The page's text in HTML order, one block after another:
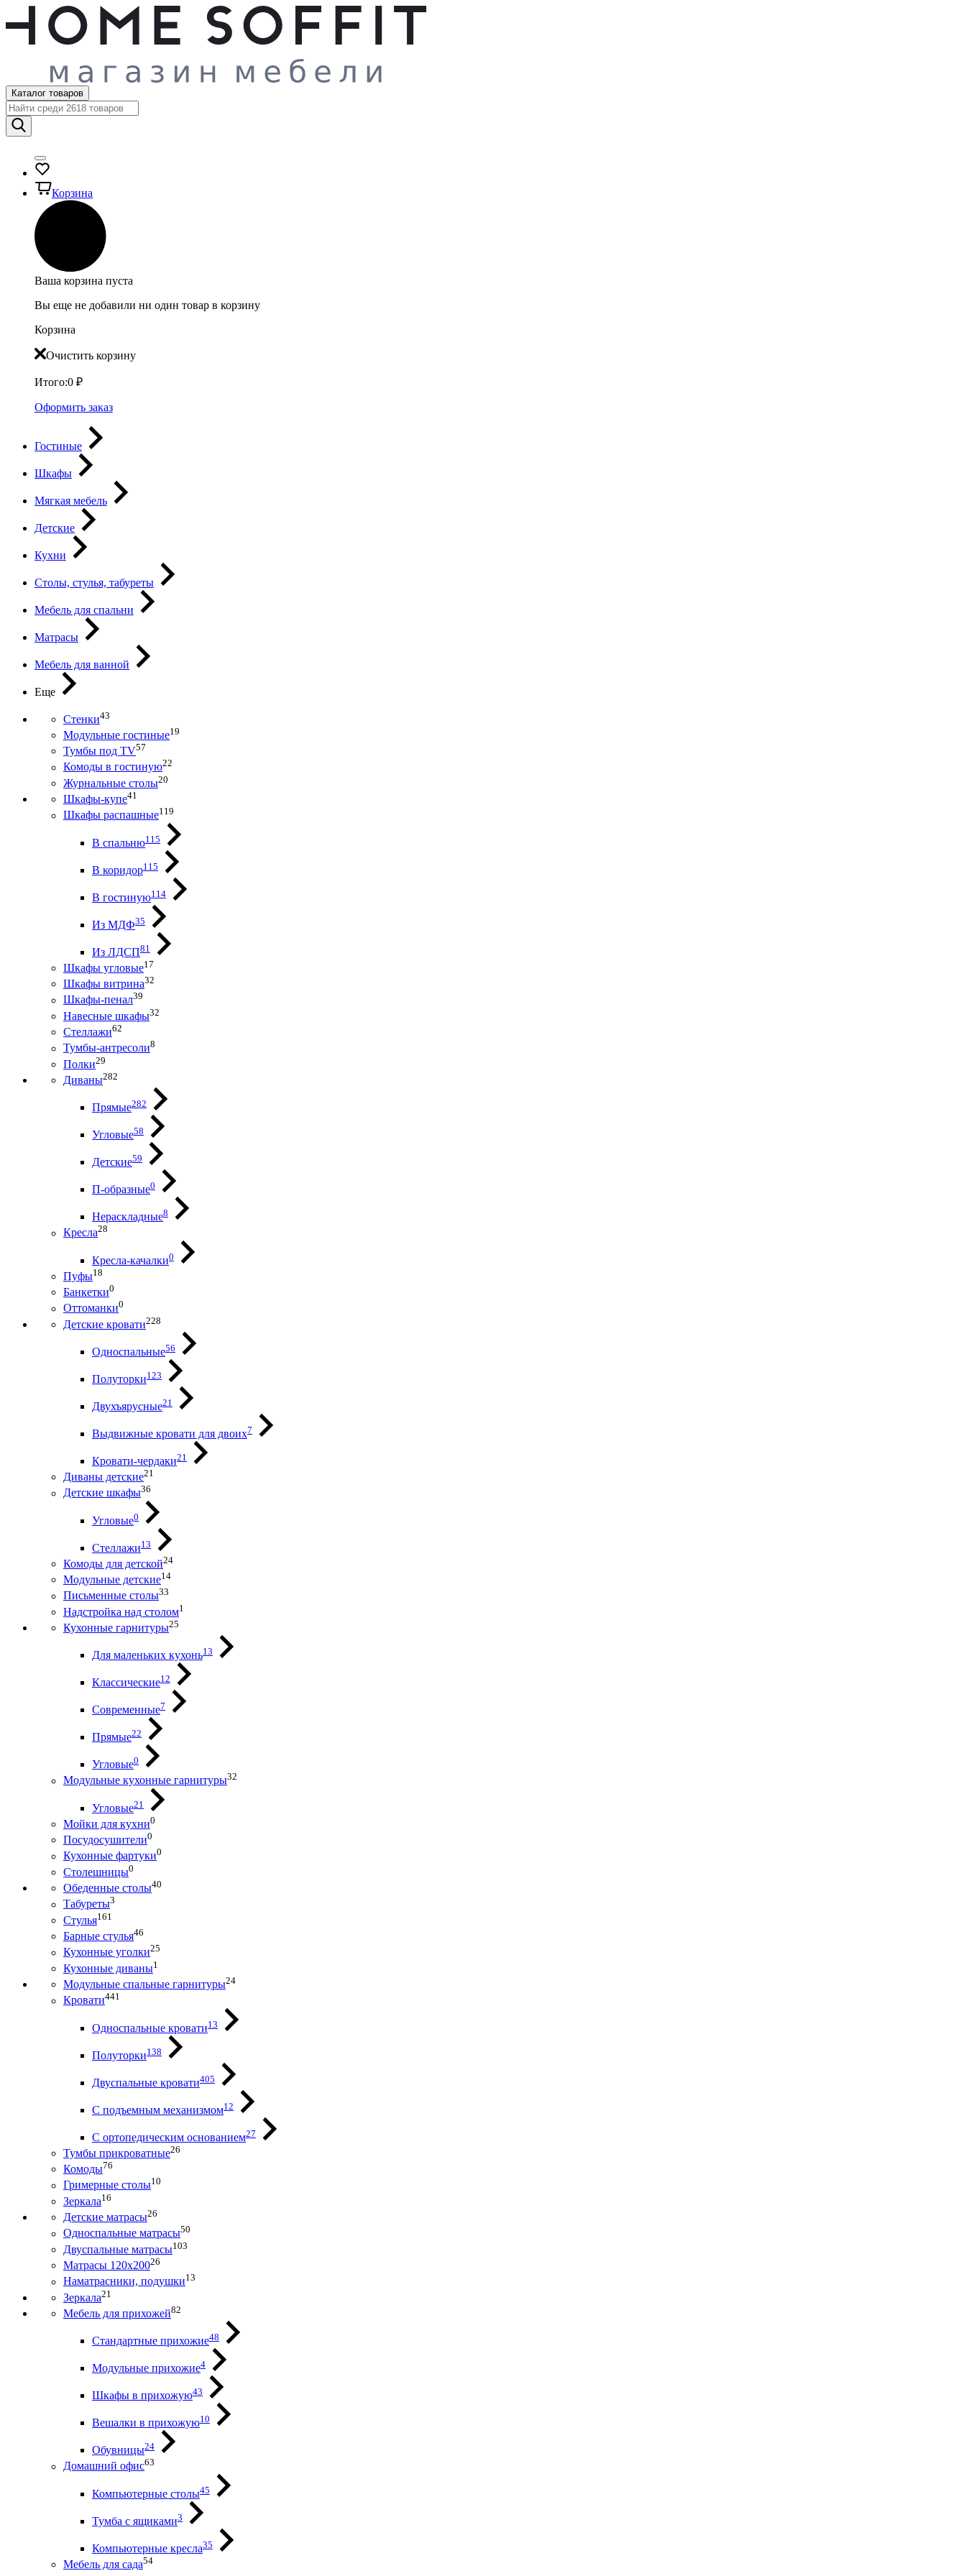
Каталог товаров
Корзина
Ваша корзина пуста
Вы еще не добавили ни один товар в корзину
Корзина
Очистить корзину
Итого:0 ₽
Оформить заказ
Гостиные
Шкафы
Мягкая мебель
Детские
Кухни
Столы, стулья, табуреты
Мебель для спальни
Матрасы
Мебель для ванной
Еще
Стенки43
Модульные гостиные19
Тумбы под ТV57
Комоды в гостиную22
Журнальные столы20
Шкафы-купе41
Шкафы распашные119
В спальню115
В коридор115
В гостиную114
Из МДФ35
Из ЛДСП81
Шкафы угловые17
Шкафы витрина32
Шкафы-пенал39
Навесные шкафы32
Стеллажи62
Тумбы-антресоли8
Полки29
Диваны282
Прямые282
Угловые58
Детские59
П-образные0
Нераскладные8
Кресла28
Кресла-качалки0
Пуфы18
Банкетки0
Оттоманки0
Детские кровати228
Односпальные56
Полуторки123
Двухъярусные21
Выдвижные кровати для двоих7
Кровати-чердаки21
Диваны детские21
Детские шкафы36
Угловые0
Стеллажи13
Комоды для детской24
Модульные детские14
Письменные столы33
Надстройка над столом1
Кухонные гарнитуры25
Для маленьких кухонь13
Классические12
Современные7
Прямые22
Угловые0
Модульные кухонные гарнитуры32
Угловые21
Мойки для кухни0
Посудосушители0
Кухонные фартуки0
Столешницы0
Обеденные столы40
Табуреты3
Стулья161
Барные стулья46
Кухонные уголки25
Кухонные диваны1
Модульные спальные гарнитуры24
Кровати441
Односпальные кровати13
Полуторки138
Двуспальные кровати405
С подъемным механизмом12
С ортопедическим основанием27
Тумбы прикроватные26
Комоды76
Гримерные столы10
Зеркала16
Детские матрасы26
Односпальные матрасы50
Двуспальные матрасы103
Матрасы 120х20026
Наматрасники, подушки13
Зеркала21
Мебель для прихожей82
Стандартные прихожие48
Модульные прихожие4
Шкафы в прихожую43
Вешалки в прихожую10
Обувницы24
Домашний офис63
Компьютерные столы45
Тумба с ящиками3
Компьютерные кресла35
Мебель для сада54